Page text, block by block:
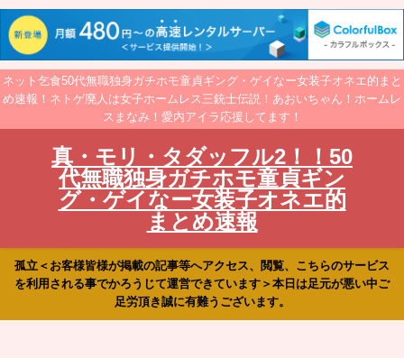
ネット乞食50代無職独身ガチホモ童貞ギング・ゲイなー女装子オネエ的まと
め速報！ネトゲ廃人は女子ホームレス三銃士伝説！あおいちゃん！ホームレ
スまなみ！愛内アイラ応援してます！
真・モリ・タダッフル2！！50
代無職独身ガチホモ童貞ギン
グ・ゲイなー女装子オネエ的
まとめ速報
孤立＜お客様皆様が掲載の記事等へアクセス、閲覧、こちらのサービス
を利用される事でかろうじて運営できています＞本日は足元が悪い中ご
足労頂き誠に有難うございます。